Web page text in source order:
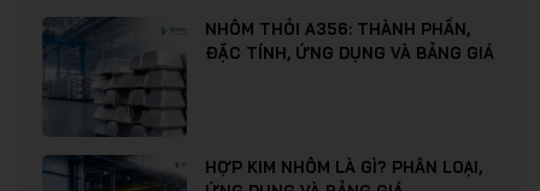
NHÔM THỎI A356: THÀNH PHẦN,
ĐẶC TÍNH, ỨNG DỤNG VÀ BẢNG GIÁ
HỢP KIM NHÔM LÀ GÌ? PHÂN LOẠI,